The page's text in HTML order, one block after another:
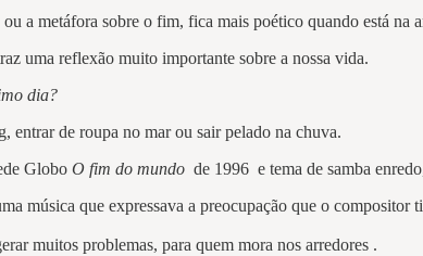
a metáfora sobre o fim, fica mais poético quando está na
uma reflexão muito importante sobre a nossa vida.
dia?
entrar de roupa no mar ou sair pelado na chuva.
Globo O fim do mundo de 1996 e tema de samba
música que expressava a preocupação que o
muitos problemas, para quem mora nos arredores .